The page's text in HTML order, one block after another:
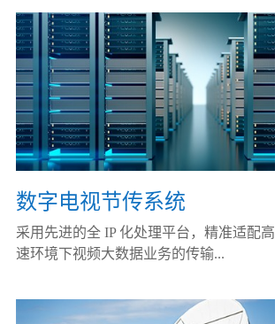
数字电视节传系统
采用先进的全 IP 化处理平台，精准适配高
速环境下视频大数据业务的传输...